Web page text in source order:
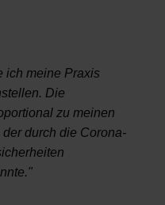
ich meine Praxis
Die
zu meinen
durch die Corona-